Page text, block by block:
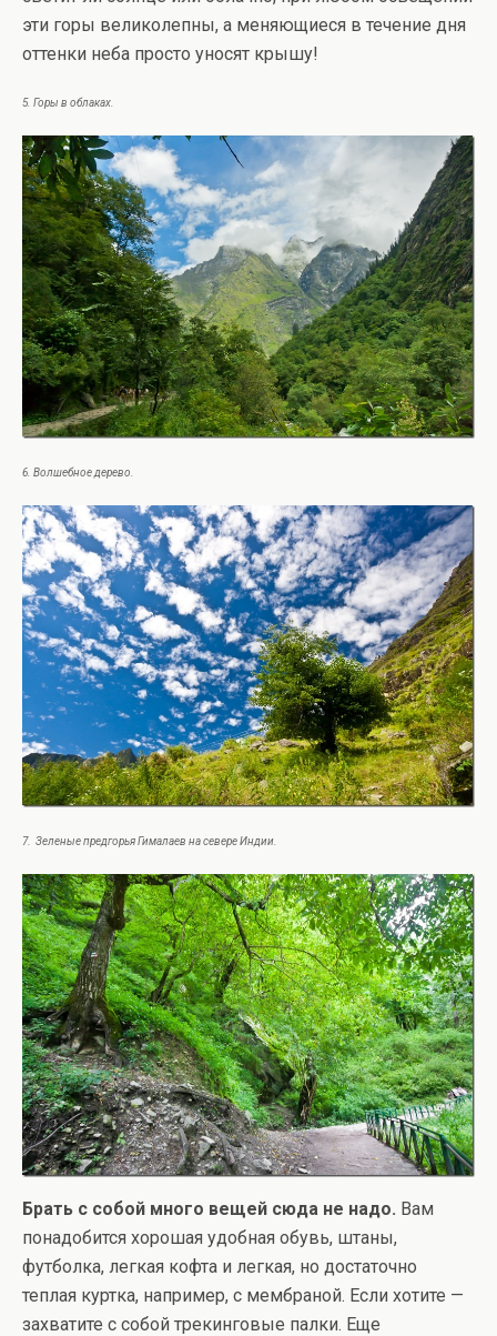
эти горы великолепны, а меняющиеся в течение дня
оттенки неба просто уносят крышу!
5. Горы в облаках.
6. Волшебное дерево.
7. Зеленые предгорья Гималаев на севере Индии.
Брать с собой много вещей сюда не надо. Вам
понадобится хорошая удобная обувь, штаны,
футболка, легкая кофта и легкая, но достаточно
теплая куртка, например, с мембраной. Если хотите —
захватите с собой трекинговые палки. Еще